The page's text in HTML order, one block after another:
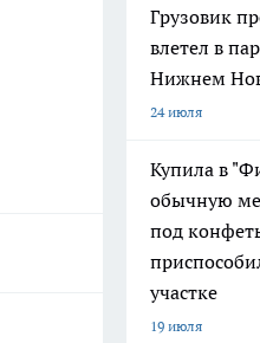
Грузовик
влетел в
Нижнем
24 июля
Купила в
обычную
под
участке
19 июля